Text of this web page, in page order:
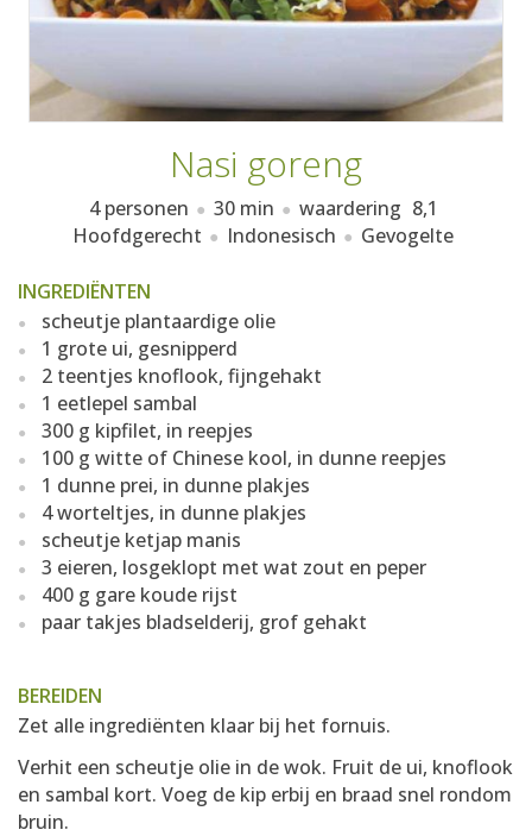
Nasi goreng
4 personen 30 min waardering 8,1
Hoofdgerecht
Indonesisch Gevogelte
INGREDIËNTEN
scheutje plantaardige olie
1 grote ui, gesnipperd
2 teentjes knoflook, fijngehakt
1 eetlepel sambal
300 g kipfilet, in reepjes
100 g witte of Chinese kool, in dunne reepjes
1 dunne prei, in dunne plakjes
4 worteltjes, in dunne plakjes
scheutje ketjap manis
3 eieren, losgeklopt met wat zout en peper
400 g gare koude rijst
paar takjes bladselderij, grof gehakt
BEREIDEN
Zet alle ingrediënten klaar bij het fornuis.
Verhit een scheutje olie in de wok. Fruit de ui, knoflook
en sambal kort. Voeg de kip erbij en braad snel rondom
bruin.